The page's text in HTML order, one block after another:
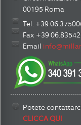
00195 Roma
Tel. +39
Fax +39
Email
Potete
CLICCA QUI